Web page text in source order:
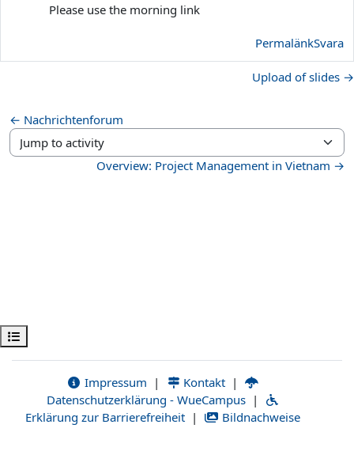
Öppna kursmenyn
Please use the morning link
PermalänkSvara
Upload of slides →
← Nachrichtenforum
Jump to activity
Overview: Project Management in Vietnam →
Impressum | Kontakt |
Datenschutzerklärung - WueCampus |
Erklärung zur Barrierefreiheit | Bildnachweise